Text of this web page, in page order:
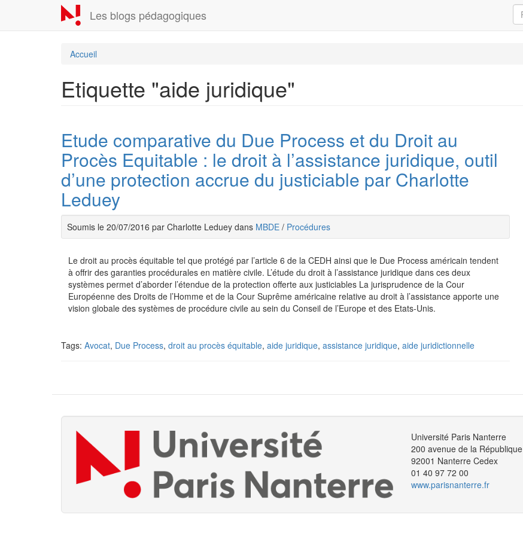
contenu
Les blogs pédagogiques
Accueil
Etiquette "aide juridique"
Etude comparative du Due Process et du Droit au
Procès Equitable : le droit à l’assistance juridique, outil
d’une protection accrue du justiciable par Charlotte
Leduey
Soumis le 20/07/2016 par Charlotte Leduey dans MBDE / Procédures
Le droit au procès équitable tel que protégé par l’article 6 de la CEDH ainsi que le Due Process américain tendent
à offrir des garanties procédurales en matière civile. L’étude du droit à l’assistance juridique dans ces deux
systèmes permet d’aborder l’étendue de la protection offerte aux justiciables La jurisprudence de la Cour
Européenne des Droits de l’Homme et de la Cour Suprême américaine relative au droit à l’assistance apporte une
vision globale des systèmes de procédure civile au sein du Conseil de l’Europe et des Etats-Unis.
Tags: Avocat, Due Process, droit au procès équitable, aide juridique, assistance juridique, aide juridictionnelle
Université Paris Nanterre
200 avenue de la République
92001 Nanterre Cedex
01 40 97 72 00
www.parisnanterre.fr